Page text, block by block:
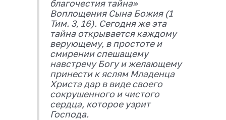
благочестия тайна»
Воплощения Сына Божия (1
Тим. 3, 16). Сегодня же эта
тайна открывается каждому
верующему, в простоте и
смирении спешащему
навстречу Богу и желающему
принести к яслям Младенца
Христа дар в виде своего
сокрушенного и чистого
сердца, которое узрит
Господа.